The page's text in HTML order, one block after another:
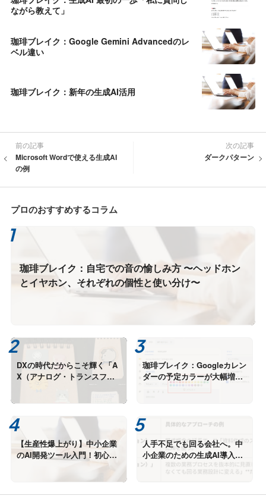
ながら教えて」
珈琲ブレイク：Google Gemini Advancedのレ
ベル違い
珈琲ブレイク：新年の生成AI活用
前の記事
Microsoft Wordで使える生成AI
の例
次の記事
ダークパターン
プロのおすすめするコラム
珈琲ブレイク：自宅での音の愉しみ方 〜ヘッドホン
とイヤホン、それぞれの個性と使い分け〜
DXの時代だからこそ輝く「A
X（アナログ・トランスフォ
珈琲ブレイク：Googleカレン
ダーの予定カラーが大幅増、
知らないうちに進化する便利
【生産性爆上がり】中小企業
のAI開発ツール入門！初心者
に「GitHub Copilot」を激推
人手不足でも回る会社へ。中
小企業のための生成AI導入戦
略 ー効率化ではなく「勝てる